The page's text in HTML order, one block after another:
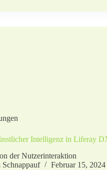
Intelligenz in Liferay
der Nutzerinteraktion
Schnappauf
Februar 15, 2024